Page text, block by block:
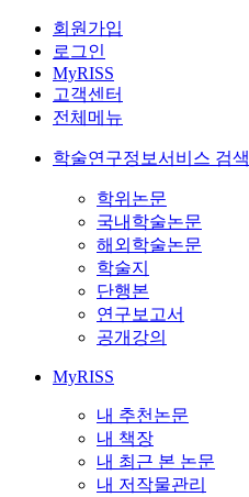
회원가입
로그인
MyRISS
고객센터
전체메뉴
학술연구정보서비스 검색
학위논문
국내학술논문
해외학술논문
학술지
단행본
연구보고서
공개강의
MyRISS
내 추천논문
내 책장
내 최근 본 논문
내 저작물관리